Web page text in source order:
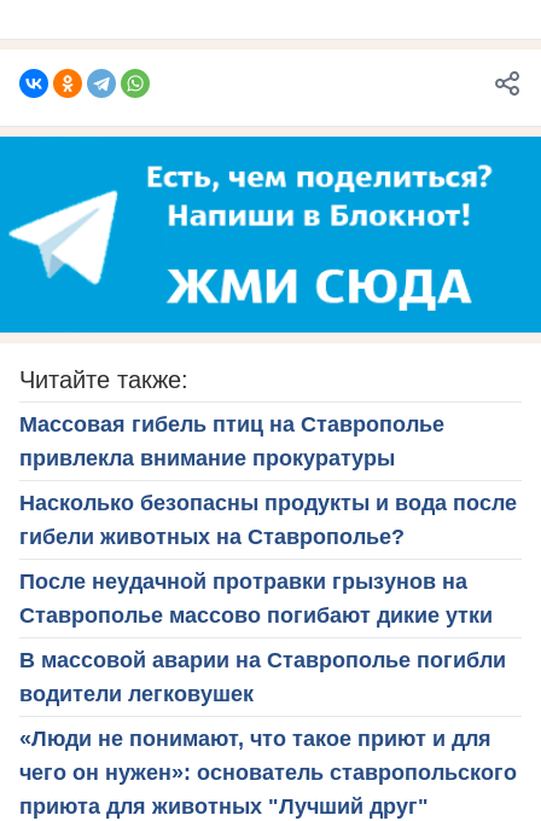
Читайте также:
Массовая гибель птиц на Ставрополье
привлекла внимание прокуратуры
Насколько безопасны продукты и вода после
гибели животных на Ставрополье?
После неудачной протравки грызунов на
Ставрополье массово погибают дикие утки
В массовой аварии на Ставрополье погибли
водители легковушек
«Люди не понимают, что такое приют и для
чего он нужен»: основатель ставропольского
приюта для животных "Лучший друг"